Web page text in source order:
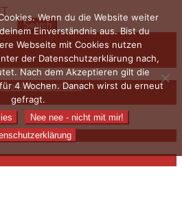
Wenn du die Website weiter
Einverständnis aus. Bist du
Webseite mit Cookies nutzen
der Datenschutzerklärung nach,
Nach dem Akzeptieren gilt die
4 Wochen. Danach wirst du erneut
gefragt.
Nee nee - nicht mit mir!